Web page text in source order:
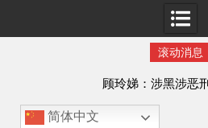
滚动消息
顾玲娣：涉黑涉恶
简体中文